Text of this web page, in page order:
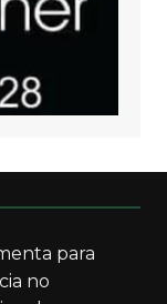
para
no